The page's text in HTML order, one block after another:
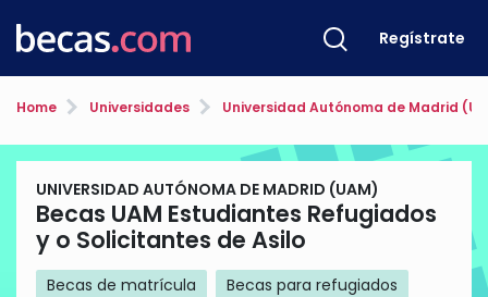
Regístrate
Home Universidades Universidad Autónoma de Madrid
UNIVERSIDAD AUTÓNOMA DE MADRID (UAM)
Becas UAM Estudiantes Refugiados
y o Solicitantes de Asilo
Becas de matrícula
Becas para refugiados